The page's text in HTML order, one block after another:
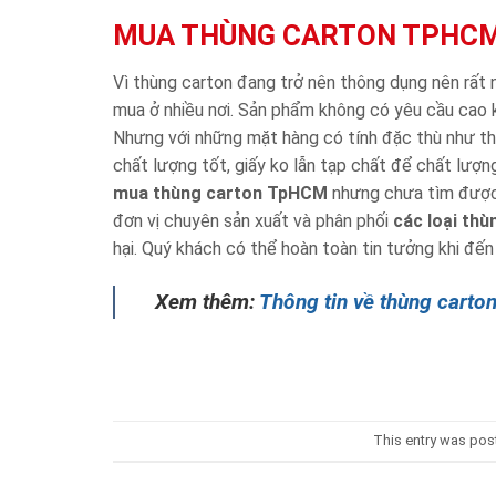
MUA THÙNG CARTON
Vì thùng carton đang trở nên thông dụng nên
mua ở nhiều nơi. Sản phẩm không có yêu cầu
Nhưng với những mặt hàng có tính đặc thù như
chất lượng tốt, giấy ko lẫn tạp chất để chất
mua thùng carton TpHCM nhưng chưa tìm
đơn vị chuyên sản xuất và phân phối các loại
hại. Quý khách có thể hoàn toàn tin tưởng khi
Xem thêm: Thông tin về thùng
This entry was